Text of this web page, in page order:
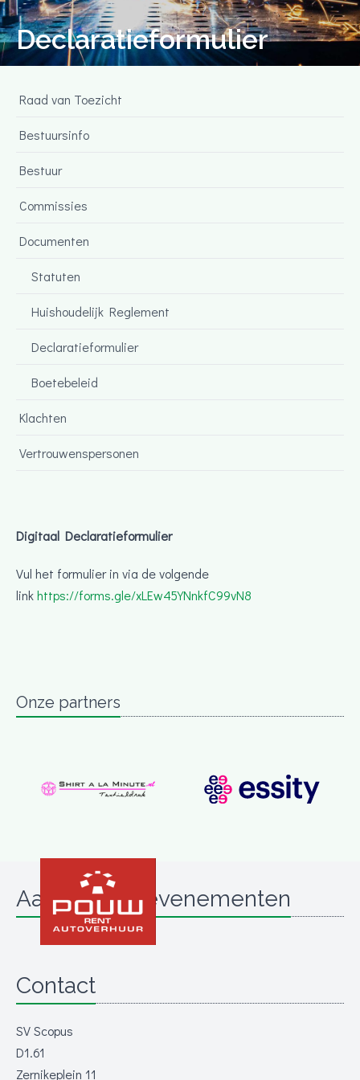
Declaratieformulier
Raad van Toezicht
Bestuursinfo
Bestuur
Commissies
Documenten
Statuten
Huishoudelijk Reglement
Declaratieformulier
Boetebeleid
Klachten
Vertrouwenspersonen
Digitaal Declaratieformulier
Vul het formulier in via de volgende
linkhttps://forms.gle/xLEw45YNnkfC99vN8
Onze partners
Aanstaande evenementen
Contact
SV Scopus
D1.61
Zernikeplein 11